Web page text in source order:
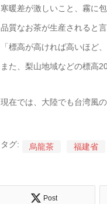
寒暖差が激しいこと、霧に
品質なお茶が生産されると言
「標高が高ければ高いほど
また、梨山地域などの標高
現在では、大陸でも台湾風
タグ: 烏龍茶 福建省
Post